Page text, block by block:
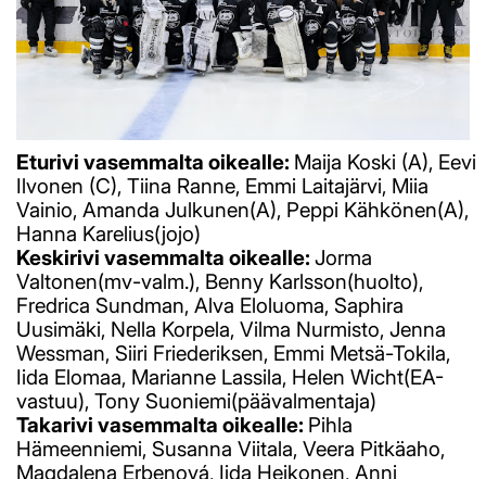
Eturivi vasemmalta oikealle: Maija Koski (A), Eevi
Ilvonen (C), Tiina Ranne, Emmi Laitajärvi, Miia
Vainio, Amanda Julkunen(A), Peppi Kähkönen(A),
Hanna Karelius(jojo)
Keskirivi vasemmalta oikealle: Jorma
Valtonen(mv-valm.), Benny Karlsson(huolto),
Fredrica Sundman, Alva Eloluoma, Saphira
Uusimäki, Nella Korpela, Vilma Nurmisto, Jenna
Wessman, Siiri Friederiksen, Emmi Metsä-Tokila,
Iida Elomaa, Marianne Lassila, Helen Wicht(EA-
vastuu), Tony Suoniemi(päävalmentaja)
Takarivi vasemmalta oikealle: Pihla
Hämeenniemi, Susanna Viitala, Veera Pitkäaho,
Magdalena Erbenová, Iida Heikonen, Anni